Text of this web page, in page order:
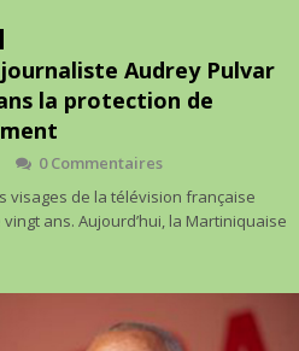
journaliste Audrey Pulvar
la protection de
0 Commentaires
visages de la télévision française
ans. Aujourd’hui, la Martiniquaise